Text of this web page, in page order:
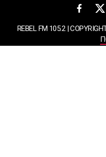
REBEL FM 105.2 |